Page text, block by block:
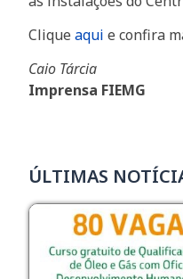
Cliqueaqui e confira
Caio Tárcia
Imprensa FIEMG
ÚLTIMAS